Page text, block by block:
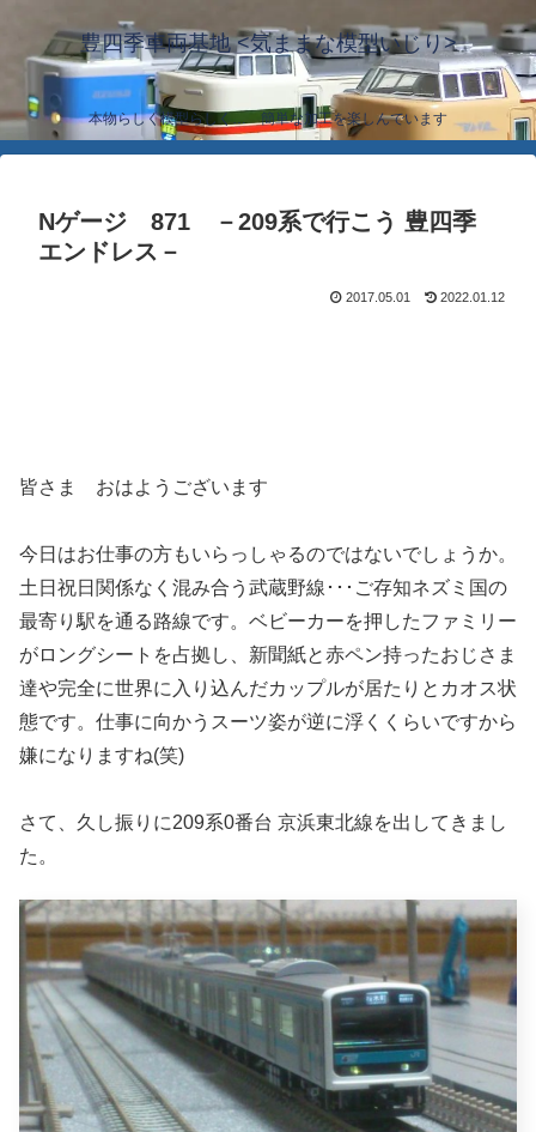
豊四季車両基地 <気ままな模型いじり>
本物らしく模型らしく… 簡単な加工を楽しんでいます
Nゲージ 871 －209系で行こう 豊四季
エンドレス－
2017.05.01 2022.01.12
皆さま おはようございます
今日はお仕事の方もいらっしゃるのではないでしょうか。
土日祝日関係なく混み合う武蔵野線･･･ご存知ネズミ国の
最寄り駅を通る路線です。ベビーカーを押したファミリー
がロングシートを占拠し、新聞紙と赤ペン持ったおじさま
達や完全に世界に入り込んだカップルが居たりとカオス状
態です。仕事に向かうスーツ姿が逆に浮くくらいですから
嫌になりますね(笑)
さて、久し振りに209系0番台 京浜東北線を出してきまし
た。